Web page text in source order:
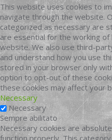
This website uses cookies to
navigate through the website.
categorized as necessary are
are essential for the working of
website. We also use third-
and understand how you use
stored in your browser only
option to opt-out of these
these cookies may affect your
Necessary
Necessary
Sempre abilitato
Necessary cookies are
function properly. This